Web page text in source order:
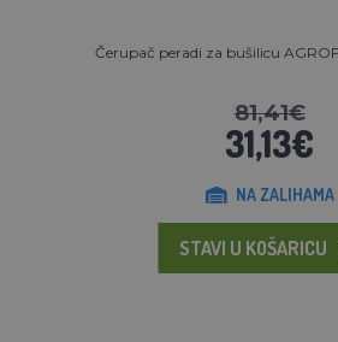
Čerupač peradi za bušilicu
81,41€
31,13€
NA ZALIHAMA
STAVI U KOŠARICU